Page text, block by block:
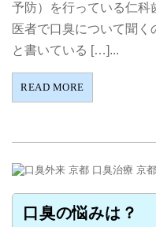
予防）を行っている仁科
医者で口臭について聞
と書いている […]...
READ MORE
口臭の悩みは？